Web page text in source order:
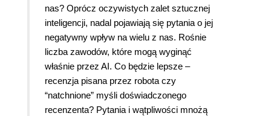
nas? Oprócz oczywistych zalet sztucznej
inteligencji, nadal pojawiają się pytania o jej
negatywny wpływ na wielu z nas. Rośnie
liczba zawodów, które mogą wyginąć
właśnie przez AI. Co będzie lepsze –
recenzja pisana przez robota czy
“natchnione” myśli doświadczonego
recenzenta? Pytania i wątpliwości mnożą